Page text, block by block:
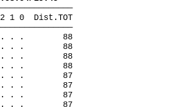
1 0
Dist.TOT
. . .
88
. . .
88
. . .
88
. . .
88
. . .
87
. . .
87
. . .
87
. . .
87